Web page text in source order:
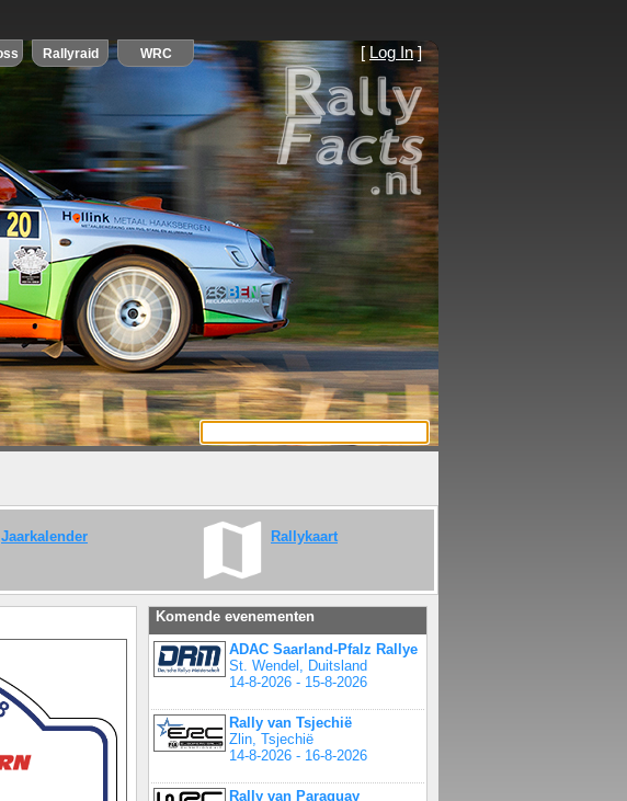
[ Log In]
Jaarkalender Rallykaart
Komende evenementen
ADAC Saarland-Pfalz Rallye
St. Wendel, Duitsland
14-8-2026 - 15-8-2026
Rally van Tsjechië
Zlin, Tsjechië
14-8-2026 - 16-8-2026
Rally van Paraguay